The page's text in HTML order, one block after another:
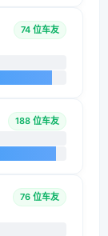
74 位车友
188 位车友
76 位车友